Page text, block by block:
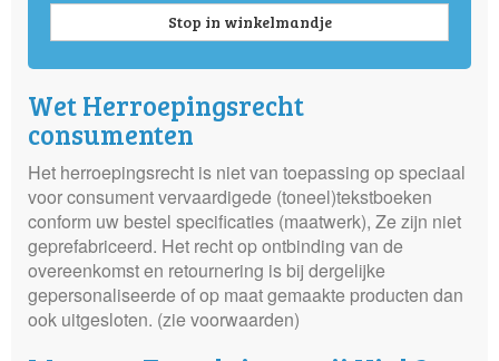
Stop in winkelmandje
Wet Herroepingsrecht
consumenten
Het herroepingsrecht is niet van toepassing op speciaal
voor consument vervaardigede (toneel)tekstboeken
conform uw bestel specificaties (maatwerk), Ze zijn niet
geprefabriceerd. Het recht op ontbinding van de
overeenkomst en retournering is bij dergelijke
gepersonaliseerde of op maat gemaakte producten dan
ook uitgesloten. (zie voorwaarden)